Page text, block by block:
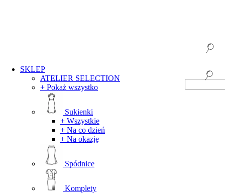
SKLEP
ATELIER SELECTION
+ Pokaż wszystko
Sukienki
+ Wszystkie
+ Na co dzień
+ Na okazję
Spódnice
Komplety